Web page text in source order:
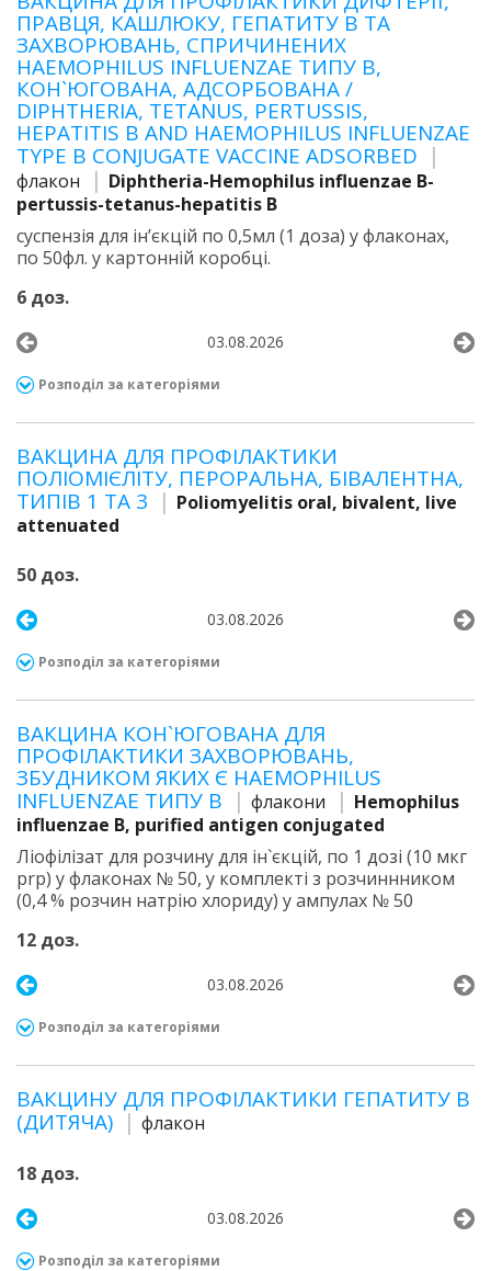
ПРАВЦЯ, КАШЛЮКУ, ГЕПАТИТУ В ТА
ЗАХВОРЮВАНЬ, СПРИЧИНЕНИХ
HAEMOPHILUS INFLUENZAE ТИПУ B,
КОН`ЮГОВАНА, АДСОРБОВАНА /
DIPHTHERIA, TETANUS, PERTUSSIS,
HEPATITIS B AND HAEMOPHILUS INFLUENZAE
TYPE B CONJUGATE VACCINE ADSORBED
флакон
Diphtheria-Hemophilus influenzae B-
pertussis-tetanus-hepatitis B
суспензія для ін’єкцій по 0,5мл (1 доза) у флаконах,
по 50фл. у картонній коробці.
6 доз.
03.08.2026
Розподіл за категоріями
ВАКЦИНА ДЛЯ ПРОФІЛАКТИКИ
ПОЛІОМІЄЛІТУ, ПЕРОРАЛЬНА, БІВАЛЕНТНА,
ТИПІВ 1 ТА 3
Poliomyelitis oral, bivalent, live
attenuated
50 доз.
03.08.2026
Розподіл за категоріями
ВАКЦИНА КОН`ЮГОВАНА ДЛЯ
ПРОФІЛАКТИКИ ЗАХВОРЮВАНЬ,
ЗБУДНИКОМ ЯКИХ Є HAEMOPHILUS
INFLUENZAE ТИПУ B
флакони
Hemophilus
influenzae B, purified antigen conjugated
Ліофілізат для розчину для ін`єкцій, по 1 дозі (10 мкг
prp) у флаконах № 50, у комплекті з розчиннником
(0,4 % розчин натрію хлориду) у ампулах № 50
12 доз.
03.08.2026
Розподіл за категоріями
ВАКЦИНУ ДЛЯ ПРОФІЛАКТИКИ ГЕПАТИТУ В
(ДИТЯЧА)
флакон
18 доз.
03.08.2026
Розподіл за категоріями